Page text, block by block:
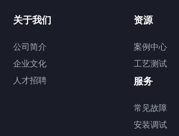
Chiller气体控温系统
关于我们
公司简介
企业文化
人才招聘
资源
案例中心
工艺测试
服务
常见故障
安装调试